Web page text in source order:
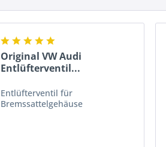
Original VW Audi
Entlüfterventil...
Entlüfterventil für
Bremssattelgehäuse